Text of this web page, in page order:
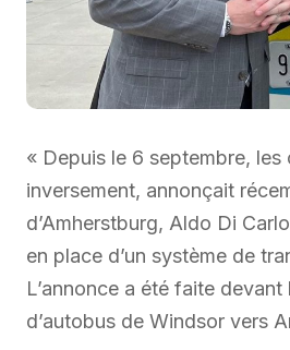
« Depuis le 6 septembre,
inversement, annonçait
d’Amherstburg, Aldo Di
en place d’un système de
L’annonce a été faite
d’autobus de Windsor vers